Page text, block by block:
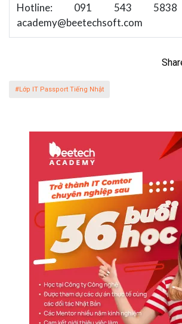
Hotline: 091 543
academy@beetechsoft.com
#Lớp IT Passport Tiếng Nhật